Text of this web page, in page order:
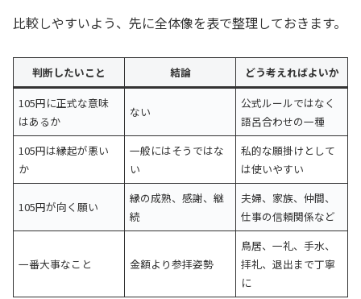
比較しやすいよう、先に全体像を表で整理しておきます。
判断したいこと 結論
どう考えればよいか
105円に正式な意味
はあるか
ない
公式ルールではなく
語呂合わせの一種
105円は縁起が悪い
か
一般にはそうではな
い
私的な願掛けとして
は使いやすい
105円が向く願い
縁の成熟、感謝、継
続
夫婦、家族、仲間、
仕事の信頼関係など
一番大事なこと 金額より参拝姿勢
鳥居、一礼、手水、
拝礼、退出まで丁寧
に